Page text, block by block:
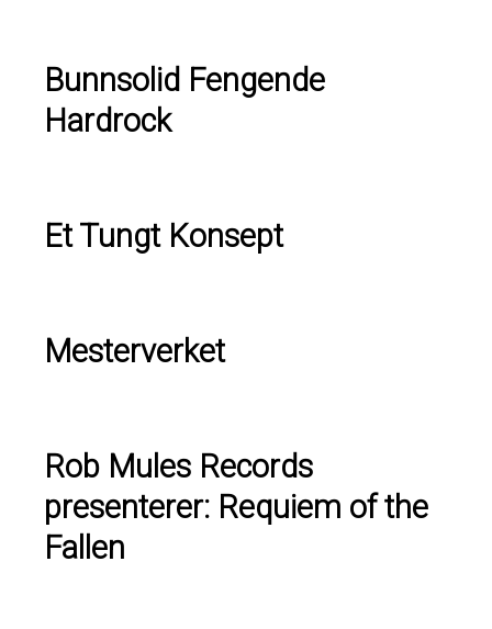
Bunnsolid Fengende
Hardrock
Et Tungt Konsept
Mesterverket
Rob Mules Records
presenterer: Requiem of the
Fallen